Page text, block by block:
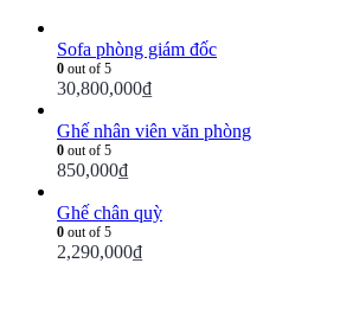
Sofa phòng giám đốc
0 out of 5
30,800,000₫
Ghế nhân viên văn phòng
0 out of 5
850,000₫
Ghế chân quỳ
0 out of 5
2,290,000₫